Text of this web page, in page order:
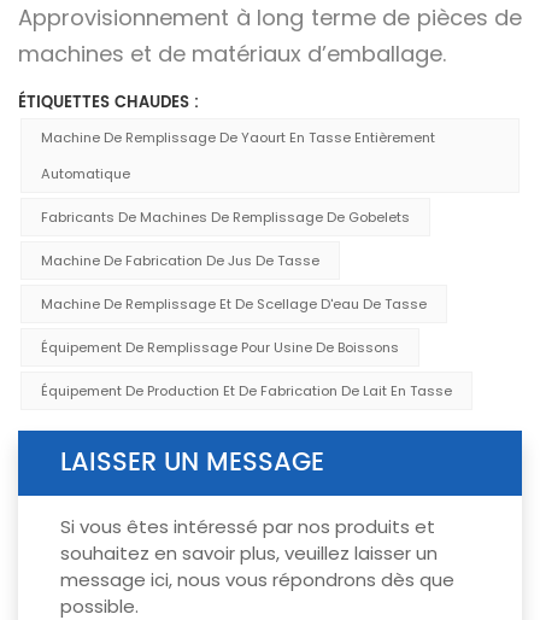
Approvisionnement à long terme de pièces de
machines et de matériaux d’emballage.
ÉTIQUETTES CHAUDES :
Machine De Remplissage De Yaourt En Tasse Entièrement
Automatique
Fabricants De Machines De Remplissage De Gobelets
Machine De Fabrication De Jus De Tasse
Machine De Remplissage Et De Scellage D'eau De Tasse
Équipement De Remplissage Pour Usine De Boissons
Équipement De Production Et De Fabrication De Lait En Tasse
LAISSER UN MESSAGE
Si vous êtes intéressé par nos produits et
souhaitez en savoir plus, veuillez laisser un
message ici, nous vous répondrons dès que
possible.